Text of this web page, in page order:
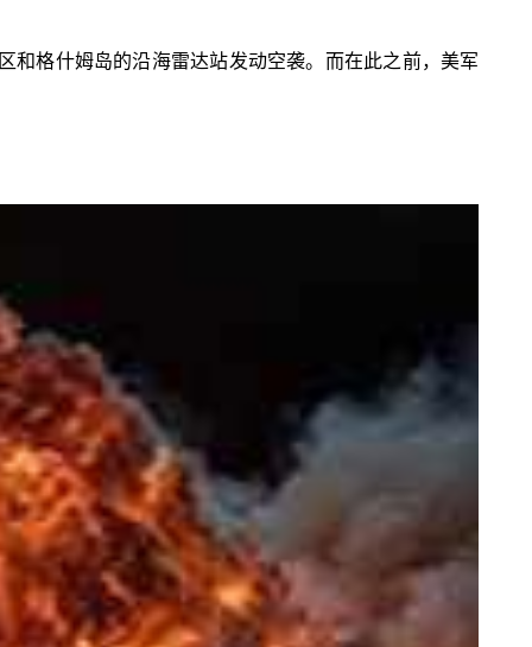
和格什姆岛的沿海雷达站发动空袭。而在此之前，美军